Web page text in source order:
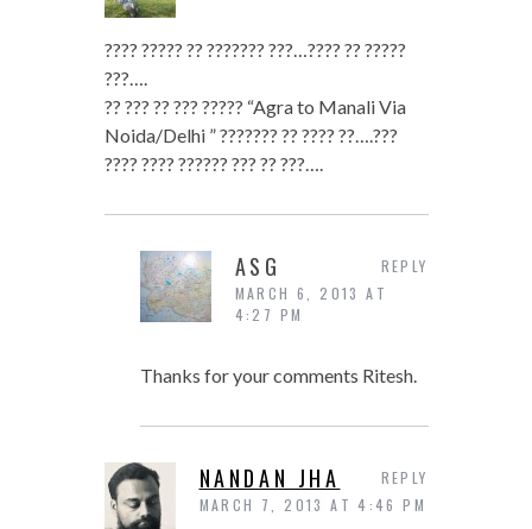
???? ????? ?? ??????? ???…???? ?? ?????
???….
?? ??? ?? ??? ????? “Agra to Manali Via
Noida/Delhi ” ??????? ?? ???? ??….???
???? ???? ?????? ??? ?? ???….
ASG
MARCH 6, 2013 AT
4:27 PM
Thanks for your comments Ritesh.
REPLY
NANDAN JHA
MARCH 7, 2013 AT 4:46 PM
REPLY